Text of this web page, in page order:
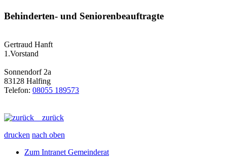
Behinderten- und Seniorenbeauftragte
Gertraud Hanft
1.Vorstand
Sonnendorf 2a
83128 Halfing
Telefon: 08055 189573
zurück
drucken nach oben
Zum Intranet Gemeinderat